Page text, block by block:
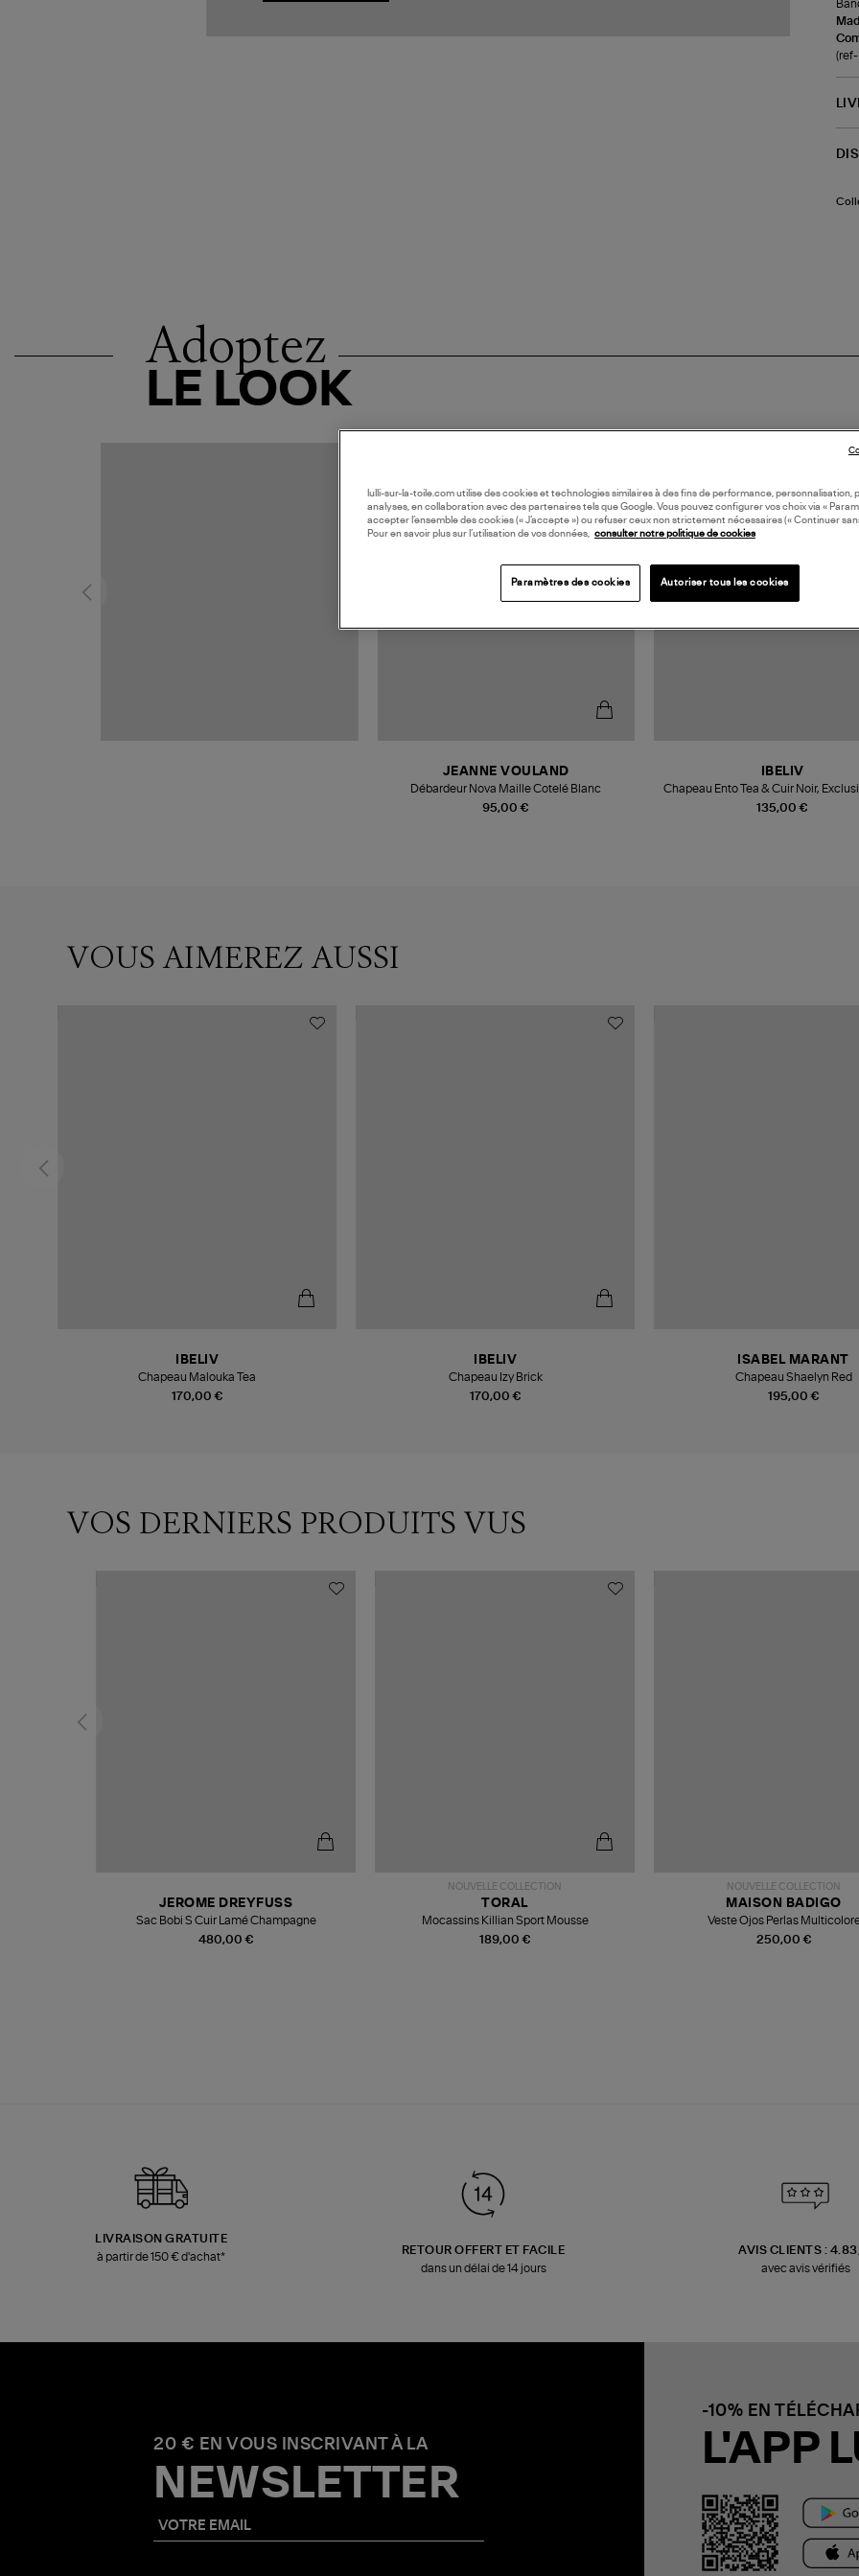
(ref-
Adoptez
LE LOOK
95,00 €
JEANNE VOULAND
Débardeur Nova Maille Cotelé Blanc
135,00 €
IBELIV
Chapeau Ento Tea & Cuir Noir,
VOUS AIMEREZ AUSSI
170,00 €
IBELIV
Chapeau Malouka Tea
170,00 €
IBELIV
Chapeau Izy Brick
195,00 €
ISABEL MARANT
Chapeau Shaelyn Red
VOS DERNIERS PRODUITS VUS
480,00 €
JEROME DREYFUSS
Sac Bobi S Cuir Lamé Champagne
NOUVELLE COLLECTION
189,00 €
TORAL
Mocassins Killian Sport Mousse
NOUVELLE COLLECTION
250,00 €
MAISON BADIGO
Veste Ojos Perlas
LIVRAISON GRATUITE
à partir de 150 € d'achat*
RETOUR OFFERT ET FACILE
dans un délai de 14 jours
AVIS CLIENTS :
avec avis vérifiés
20 € EN VOUS INSCRIVANT À LA
NEWSLETTER
-10% EN
L'APP
lulli-sur-la-toile.com utilise des cookies et technologies similaires à des fins de performance, personnalisation,
analyses, en collaboration avec des partenaires tels que Google. Vous pouvez configurer vos choix via «
accepter l’ensemble des cookies (« J’accepte ») ou refuser ceux non strictement nécessaires (« Continuer
Pour en savoir plus sur l’utilisation de vos données, consulter notre politique de cookies
Paramètres des cookies Autoriser tous les cookies